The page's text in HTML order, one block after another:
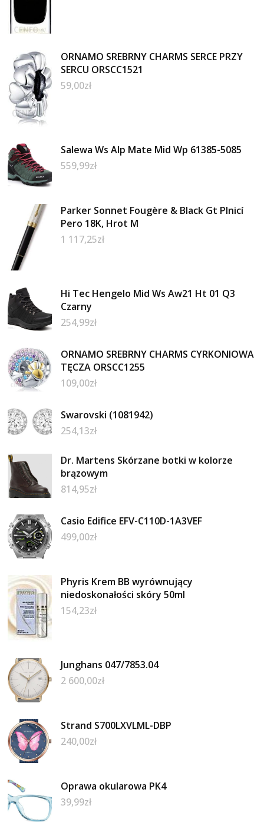
ORNAMO SREBRNY CHARMS SERCE PRZY
SERCU ORSCC1521
59,00zł
Salewa Ws Alp Mate Mid Wp 61385-5085
559,99zł
Parker Sonnet Fougère & Black Gt Plnicí
Pero 18K, Hrot M
1 117,25zł
Hi Tec Hengelo Mid Ws Aw21 Ht 01 Q3
Czarny
254,99zł
ORNAMO SREBRNY CHARMS CYRKONIOWA
TĘCZA ORSCC1255
109,00zł
Swarovski (1081942)
254,13zł
Dr. Martens Skórzane botki w kolorze
brązowym
814,95zł
Casio Edifice EFV-C110D-1A3VEF
499,00zł
Phyris Krem BB wyrównujący
niedoskonałości skóry 50ml
154,23zł
Junghans 047/7853.04
2 600,00zł
Strand S700LXVLML-DBP
240,00zł
Oprawa okularowa PK4
39,99zł